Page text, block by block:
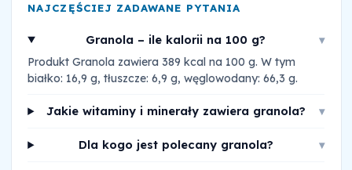
NAJCZĘŚCIEJ ZADAWANE PYTANIA
Granola – ile kalorii na 100 g? ▾
Produkt Granola zawiera 389 kcal na 100 g. W tym
białko: 16,9 g, tłuszcze: 6,9 g, węglowodany: 66,3 g.
Jakie witaminy i minerały zawiera granola? ▾
Dla kogo jest polecany granola? ▾